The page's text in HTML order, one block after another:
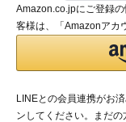
Amazon.co.jpにご登録
客様は、「Amazonアカ
LINEとの会員連携がお
ンしてください。まだの